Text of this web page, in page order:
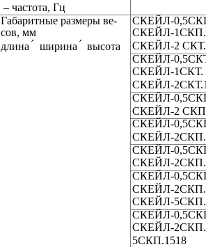
– частота, Гц
Габаритные размеры ве-
СКЕЙЛ-
сов, мм
СКЕЙЛ-
длина ´ ширина ´ высота
СКЕЙЛ-2
СКЕЙЛ-
СКЕЙЛ-1СКТ.
СКЕЙЛ-
СКЕЙЛ-
СКЕЙЛ-2
СКЕЙЛ-
СКЕЙЛ-2СКП.
СКЕЙЛ-
СКЕЙЛ-2СКП.
СКЕЙЛ-
СКЕЙЛ-2СКП.
СКЕЙЛ-5СКП.
СКЕЙЛ-
СКЕЙЛ-
5СКП.1518